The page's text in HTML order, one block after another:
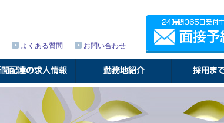
よくある質問 お問い合わせ
0120-